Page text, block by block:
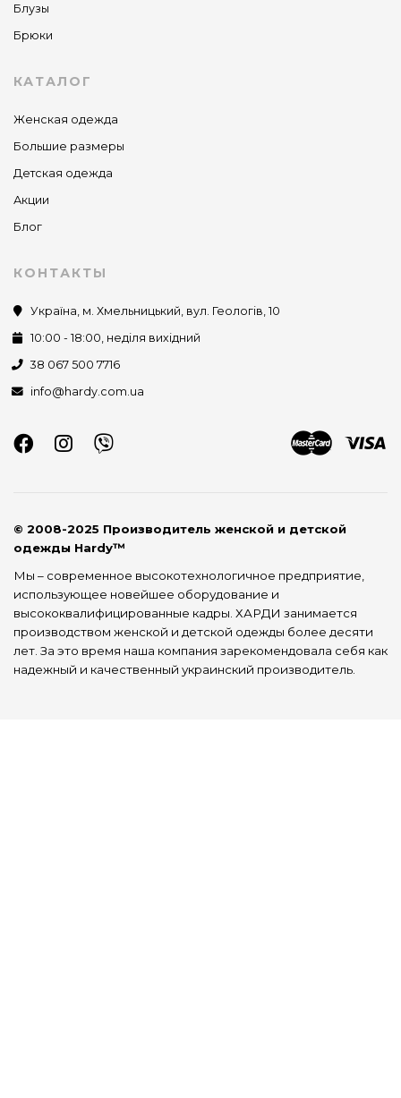
Блузы
Брюки
КАТАЛОГ
Женская одежда
Большие размеры
Детская одежда
Акции
Блог
КОНТАКТЫ
Україна, м. Хмельницький, вул. Геологів, 10
10:00 - 18:00, неділя вихідний
38 067 500 7716
info@hardy.com.ua
© 2008-2025 Производитель женской и детской
одежды Hardy™
Мы – современное высокотехнологичное предприятие,
использующее новейшее оборудование и
высококвалифицированные кадры. ХАРДИ занимается
производством женской и детской одежды более десяти
лет. За это время наша компания зарекомендовала себя как
надежный и качественный украинский производитель.